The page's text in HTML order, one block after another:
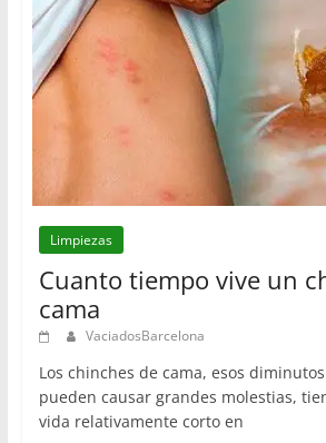
Limpiezas
Cuanto tiempo vive un
cama
VaciadosBarcelona
Los chinches de cama, esos
pueden causar grandes molestias,
vida relativamente corto en